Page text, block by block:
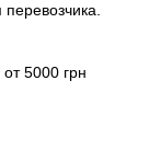
5000 грн